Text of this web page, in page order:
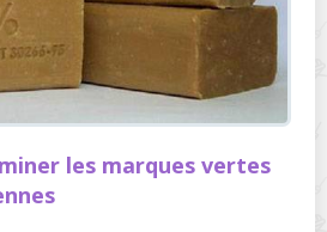
les marques vertes